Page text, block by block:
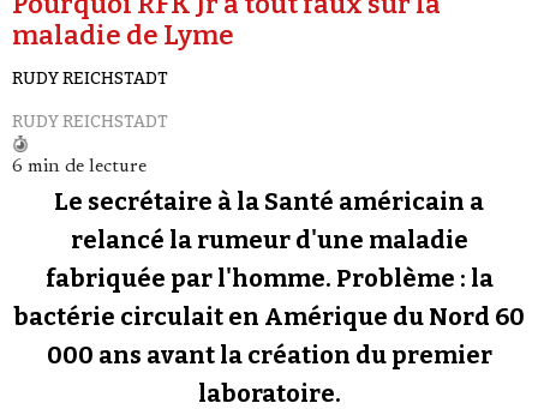
Analyses
Conspipédia
Revues de presse
Newsletter
Faire un don
Demander à Vera
Se connecter
maladie de Lyme
RUDY REICHSTADT
RUDY REICHSTADT
6 min de lecture
Le secrétaire à la Santé américain a
relancé la rumeur d'une maladie
fabriquée par l'homme. Problème : la
bactérie circulait en Amérique du Nord 60
000 ans avant la création du premier
laboratoire.